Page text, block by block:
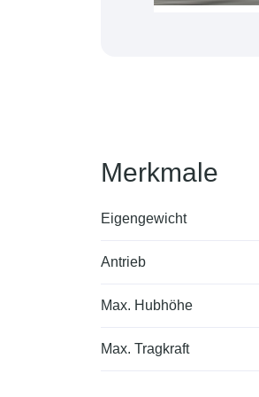
Merkmale
Eigengewicht
Antrieb
Max. Hubhöhe
Max. Tragkraft